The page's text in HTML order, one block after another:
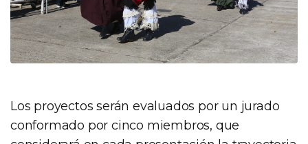
Los proyectos serán evaluados por un jurado
conformado por cinco miembros, que